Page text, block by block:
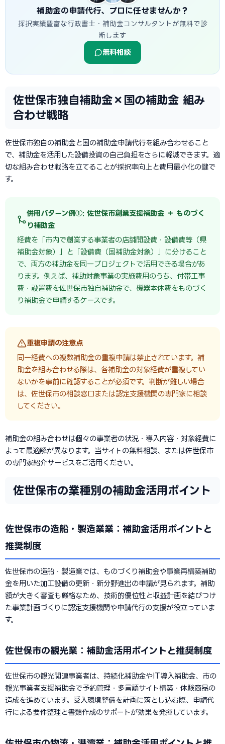
補助金の申請代行、プロに任せませんか？
採択実績豊富な行政書士・補助金コンサルタントが無料で診
断します
無料相談
佐世保市独自補助金×国の補助金 組み
合わせ戦略
佐世保市独自の補助金と国の補助金申請代行を組み合わせること
で、補助金を活用した設備投資の自己負担をさらに軽減できます。適
切な組み合わせ戦略を立てることが採択率向上と費用最小化の鍵で
す。
併用パターン例①: 佐世保市創業支援補助金 ＋ ものづく
り補助金
経費を「市内で創業する事業者の店舗開設費・設備費等（県
補助金対象）」と「設備費（国補助金対象）」に分けること
で、両方の補助金を同一プロジェクトで活用できる場合があ
ります。例えば、補助対象事業の実施費用のうち、付帯工事
費・設置費を佐世保市独自補助金で、機器本体費をものづく
り補助金で申請するケースです。
重複申請の注意点
同一経費への複数補助金の重複申請は禁止されています。補
助金を組み合わせる際は、各補助金の対象経費が重複してい
ないかを事前に確認することが必須です。判断が難しい場合
は、佐世保市の相談窓口または認定支援機関の専門家に相談
してください。
補助金の組み合わせは個々の事業者の状況・導入内容・対象経費に
よって最適解が異なります。当サイトの無料相談、または佐世保市
の専門家紹介サービスをご活用ください。
佐世保市の業種別の補助金活用ポイント
佐世保市の造船・製造業業：補助金活用ポイントと
推奨制度
佐世保市の造船・製造業では、ものづくり補助金や事業再構築補助
金を用いた加工設備の更新・新分野進出の申請が見られます。補助
額が大きく審査も厳格なため、技術的優位性と収益計画を結びつけ
た事業計画づくりに認定支援機関や申請代行の支援が役立っていま
す。
佐世保市の観光業：補助金活用ポイントと推奨制度
佐世保市の観光関連事業者は、持続化補助金やIT導入補助金、市の
観光事業者支援補助金で予約管理・多言語サイト構築・体験商品の
造成を進めています。受入環境整備を計画に落とし込む際、申請代
行による要件整理と書類作成のサポートが効果を発揮しています。